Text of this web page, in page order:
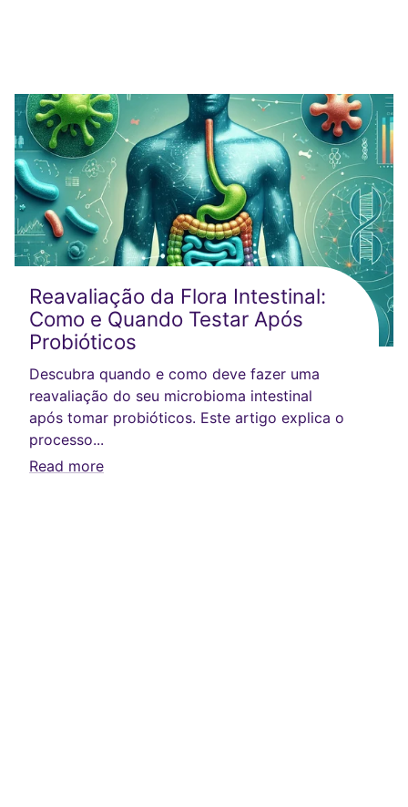
Reavaliação da Flora Intestinal:
Como e Quando Testar Após
Probióticos
Descubra quando e como deve fazer uma
reavaliação do seu microbioma intestinal
após tomar probióticos. Este artigo explica o
processo...
Read more